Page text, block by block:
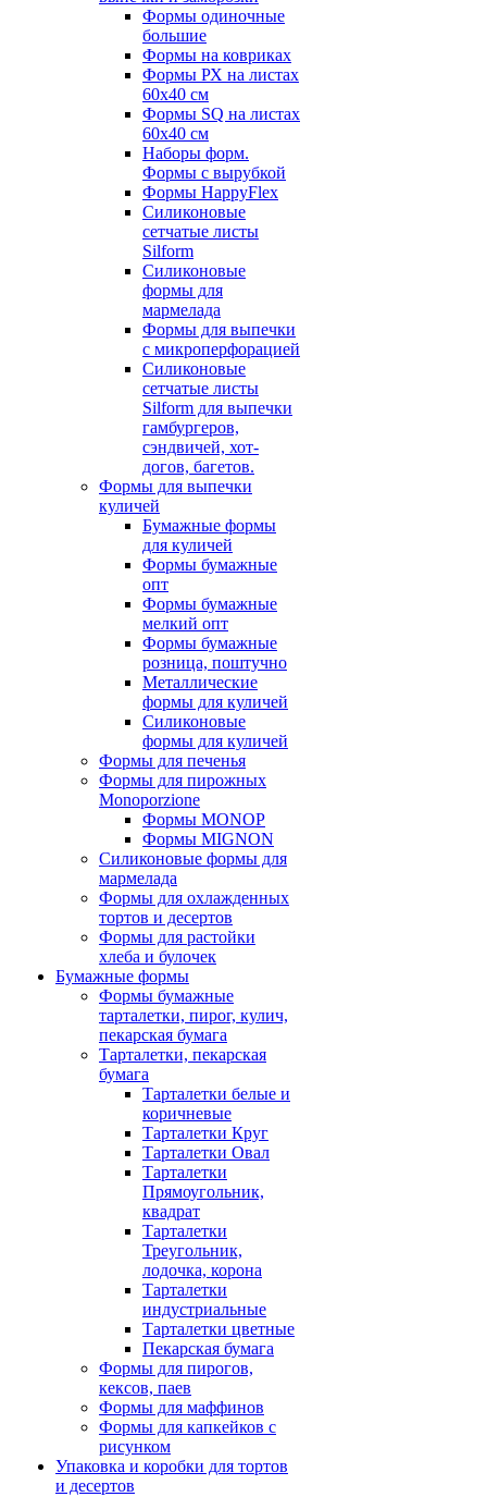
Формы одиночные
большие
Формы на ковриках
Формы РХ на листах
60х40 см
Формы SQ на листах
60х40 см
Наборы форм.
Формы с вырубкой
Формы HappyFlex
Силиконовые
сетчатые листы
Silform
Силиконовые
формы для
мармелада
Формы для выпечки
с микроперфорацией
Силиконовые
сетчатые листы
Silform для выпечки
гамбургеров,
сэндвичей, хот-
догов, багетов.
Формы для выпечки
куличей
Бумажные формы
для куличей
Формы бумажные
опт
Формы бумажные
мелкий опт
Формы бумажные
розница, поштучно
Металлические
формы для куличей
Силиконовые
формы для куличей
Формы для печенья
Формы для пирожных
Monoporzione
Формы MONOP
Формы MIGNON
Силиконовые формы для
мармелада
Формы для oхлажденных
тортов и десертов
Формы для растойки
хлеба и булочек
Бумажные формы
Формы бумажные
тарталетки, пирог, кулич,
пекарская бумага
Тарталетки, пекарская
бумага
Тарталетки белые и
коричневые
Тарталетки Круг
Тарталетки Овал
Тарталетки
Прямоугольник,
квадрат
Тарталетки
Треугольник,
лодочка, корона
Тарталетки
индустриальные
Тарталетки цветные
Пекарская бумага
Формы для пирогов,
кексов, паев
Формы для маффинов
Формы для капкейков с
рисунком
Упаковка и коробки для тортов
и десертов